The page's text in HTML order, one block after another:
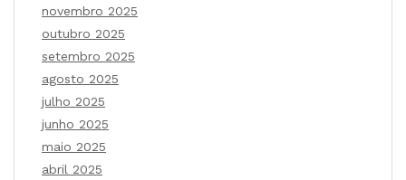
novembro 2025
outubro 2025
setembro 2025
agosto 2025
julho 2025
junho 2025
maio 2025
abril 2025